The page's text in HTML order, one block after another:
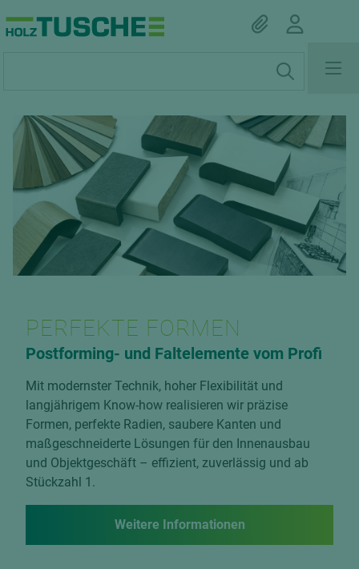
PERFEKTE FORMEN
Postforming- und Faltelemente vom Profi
Mit modernster Technik, hoher Flexibilität und
langjährigem Know-how realisieren wir präzise
Formen, perfekte Radien, saubere Kanten und
maßgeschneiderte Lösungen für den Innenausbau
und Objektgeschäft – effizient, zuverlässig und ab
Stückzahl 1.
Weitere Informationen